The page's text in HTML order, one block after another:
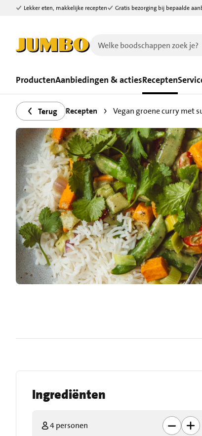
Ga naar zoeken
Ga naar hoofdinhoud
Lekker eten, makkelijke recepten Gratis bezorging bij bepaalde
ProductenAanbiedingen & actiesRecepten
Terug Recepten Vegan groene curry met
Ingrediënten
4 personen